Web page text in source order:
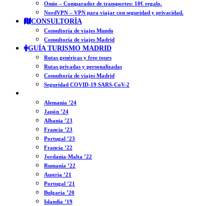
Omio – Comparador de transportes: 10€ regalo.
NordVPN – VPN para viajar con seguridad y privacidad.
CONSULTORÍA
Consultoría de viajes Mundo
Consultoría de viajes Madrid
GUÍA TURISMO MADRID
Rutas genéricas y free tours
Rutas privadas y personalizadas
Consultoría de viajes Madrid
Seguridad COVID-19 SARS-CoV-2
Alemania ’24
Japón ’24
Albania ’23
Francia ’23
Portugal ’23
Francia ’22
Jordania-Malta ’22
Rumanía ’22
Austria ’21
Portugal ’21
Bulgaria ’20
Islandia ’19